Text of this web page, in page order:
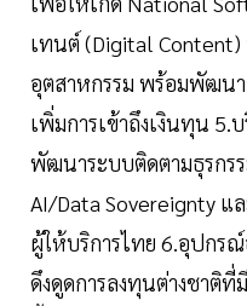
เทนต์ (Digital Content)
อุตสาหกรรม พร้อมพัฒนา
เพิ่มการเข้าถึงเงินทุน 5.
พัฒนาระบบติดตามธุรกร
AI/Data Sovereignty แ
ผู้ให้บริการไทย 6.อุปกร
ดึงดูดการลงทุนต่างชาติที่